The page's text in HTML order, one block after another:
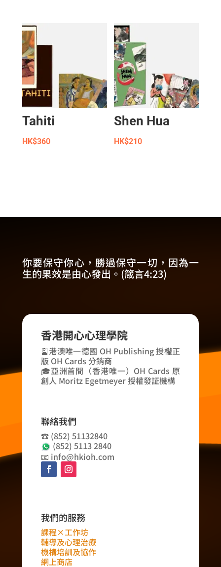
Tahiti
HK$360
Shen Hua
HK$210
你要保守你心，勝過保守一切，因為一
生的果效是由心發出。(箴言4:23)
香港開心心理學院
🎴港澳唯一德國 OH Publishing 授權正
版 OH Cards 分銷商
🎓亞洲首間（香港唯一）OH Cards 原
創人 Moritz Egetmeyer 授權發証機構
聯絡我們
☎️ (852) 51132840
(852) 5113 2840
📧 info@hkioh.com
我們的服務
課程×工作坊
輔導及心理治療
機構培訓及協作
網上商店